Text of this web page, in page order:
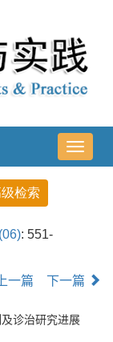
导
航
: 551-
一篇 下一篇
诊治研究进展